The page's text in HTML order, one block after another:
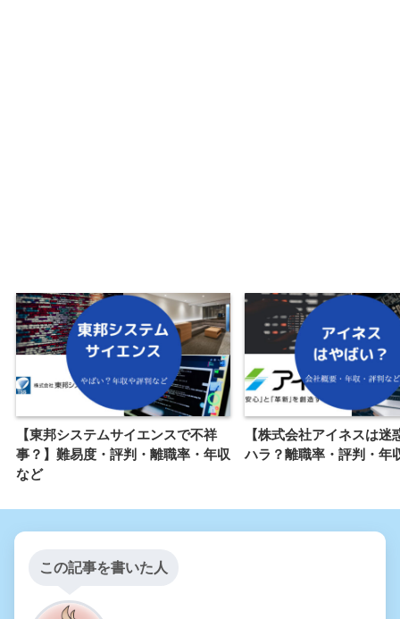
【東邦システムサイエンスで不祥
事？】難易度・評判・離職率・年収
など
【株式会社アイネスは迷
ハラ？離職率・評判・年
この記事を書いた人